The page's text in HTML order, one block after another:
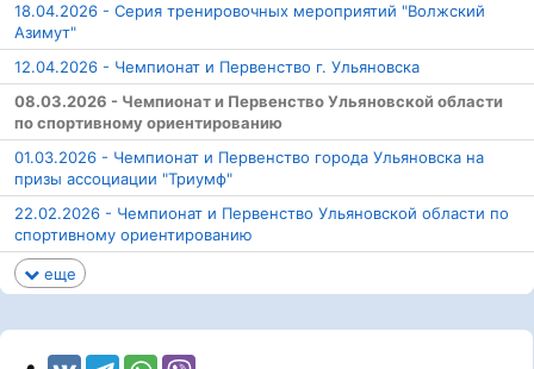
18.04.2026 - Серия тренировочных мероприятий "Волжский
Азимут"
12.04.2026 - Чемпионат и Первенство г. Ульяновска
08.03.2026 - Чемпионат и Первенство Ульяновской области
по спортивному ориентированию
01.03.2026 - Чемпионат и Первенство города Ульяновска на
призы ассоциации "Триумф"
22.02.2026 - Чемпионат и Первенство Ульяновской области по
спортивному ориентированию
еще